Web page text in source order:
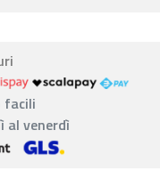
facili
al venerdì